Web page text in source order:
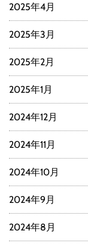
2025年4月
2025年3月
2025年2月
2025年1月
2024年12月
2024年11月
2024年10月
2024年9月
2024年8月